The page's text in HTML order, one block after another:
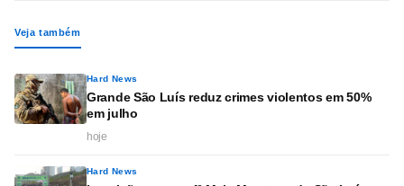
Veja também
Hard News
Grande São Luís reduz crimes violentos em 50%
em julho
hoje
Hard News